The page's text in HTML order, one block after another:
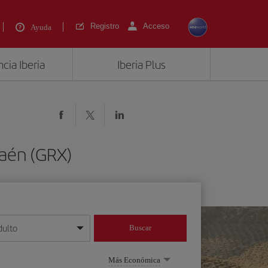
Ayuda Registro Acceso
Iberia Iberia Plus
(GRX)
mes/año
Buscar
Más Económica